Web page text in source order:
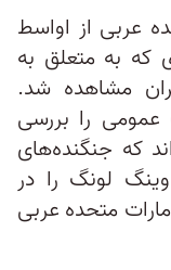
عربی از اواسط
به متعلق به
مشاهده شد.
عمومی را بررسی
که جنگنده‌های
لونگ را در
متحده عربی